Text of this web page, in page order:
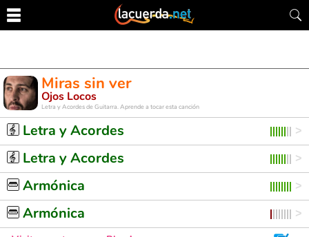
Miras sin ver
Ojos Locos
Letra y Acordes de Guitarra. Aprende a tocar esta canción
Letra y Acordes
Letra y Acordes
Armónica
Armónica